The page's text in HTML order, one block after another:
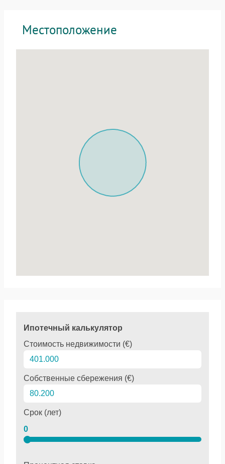
Местоположение
Ипотечный калькулятор
Стоимость недвижимости (€)
Собственные сбережения (€)
Срок (лет)
0